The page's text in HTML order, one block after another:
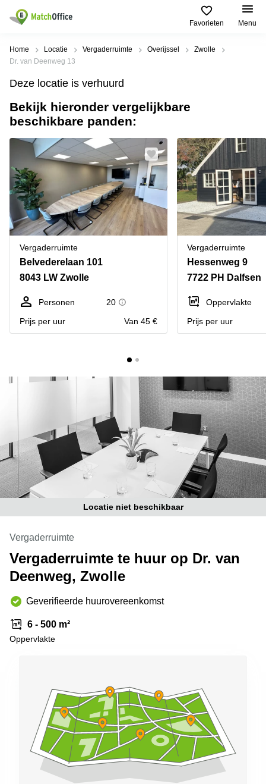
Favorieten Menu
Huren / Verhuren
Productpagina's
Kantoorruimten
Business
Flexplekken
Coworking
Spaces
Vergaderruimten
Virtueel
Kantoor
Bedrijfsruimte
Populaire
Steden
Alkmaar
Oost
Amsterdam
Westpoort
Bergen
op
Zoom
Amersfoort
Breda
Hengelo
Hilversum
Hoofddorp
Tiel
Amsterdam
Westpoort
Populaire
zoekopdrachten
Kantoorruimte
in Breda
Kantoor
huren
Bergen
op
Zoom
Kantoor
huren
Tiel
Kantoor
huren
Reeuwijk
Business
Arnhem
Westpoort
Business
center
Den
Haag
Coworking
space
Coworking
Arnhem
Kantoorruimte
in Arnhem
space
Coworking
space
Kantoor
Huren
Hengelo
Bedrijfsruimte
Huren in
Help
Over ons
Voeg je kantoorruimte toe
Huurprijs
Log in
Home Locatie Vergaderruimte Overijssel
Zwolle
Dr. van Deenweg 13
Deze locatie is verhuurd
Bekijk hieronder vergelijkbare
beschikbare panden:
Vergaderruimte
Belvederelaan 101
8043 LW Zwolle
Personen
20
Prijs per uur
Van 45 €
Vergaderruimte
Hessenweg 9
7722 PH Dalfsen
Oppervlakte
Prijs per uur
Locatie niet beschikbaar
Vergaderruimte
Vergaderruimte te huur op Dr. van
Deenweg, Zwolle
Geverifieerde huurovereenkomst
6 - 500 m²
Oppervlakte